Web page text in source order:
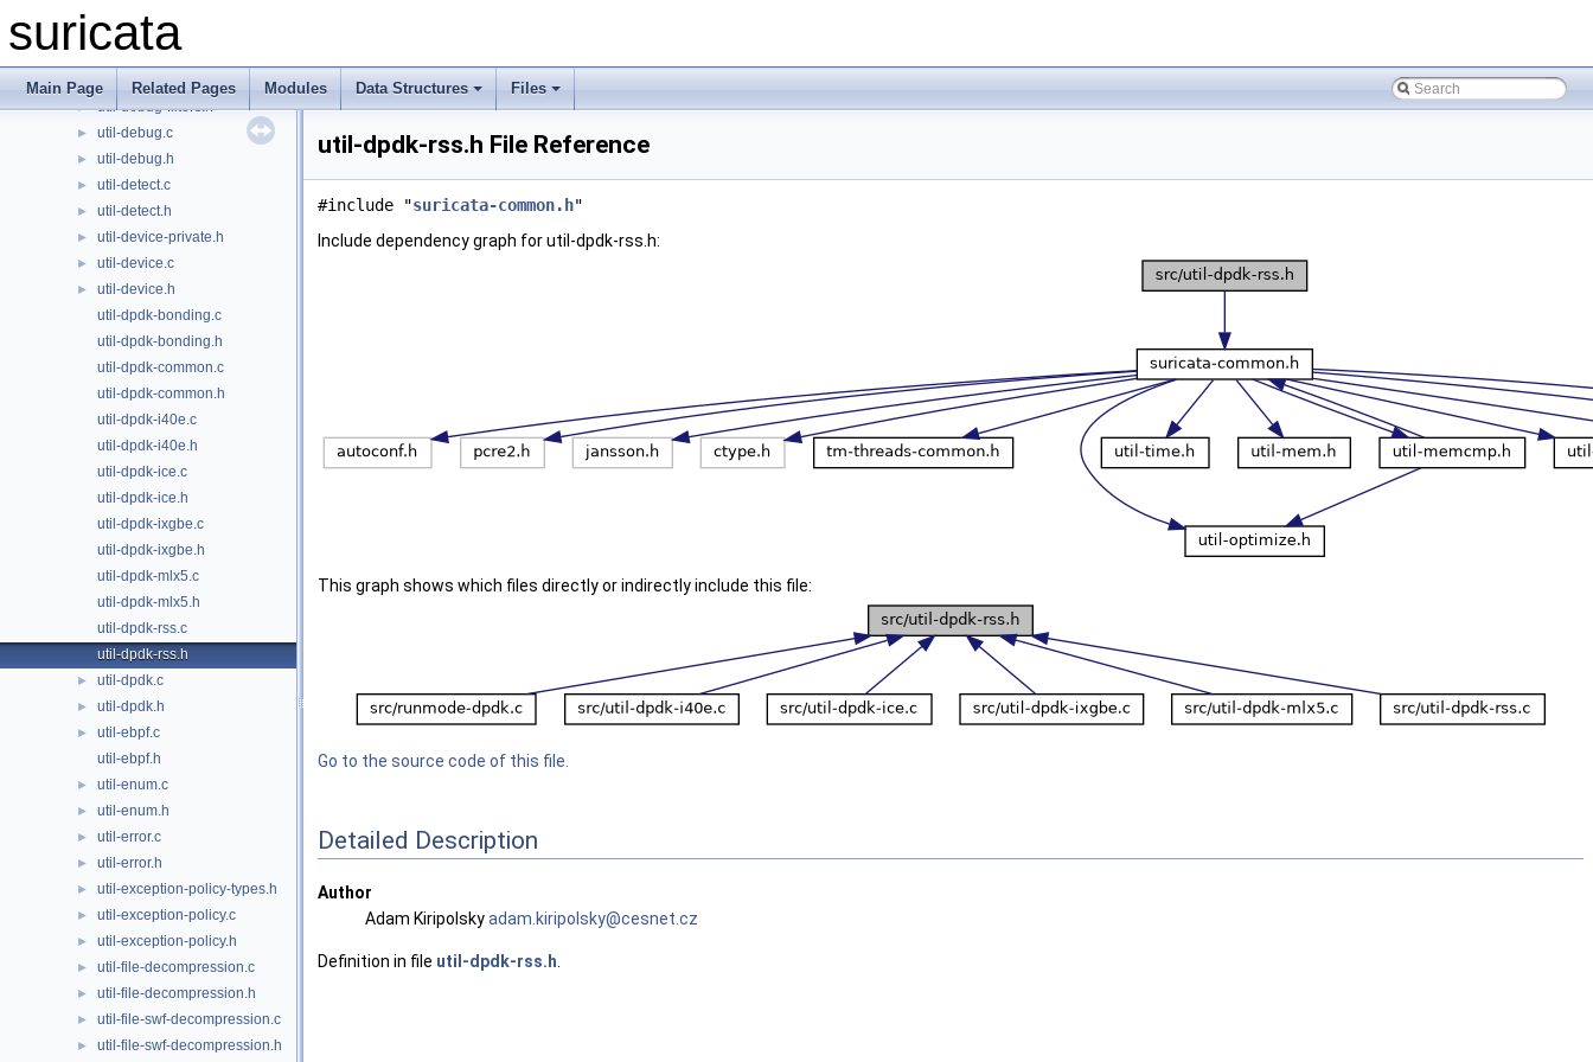
suricata
Main Page Related Pages Modules Data Structures Files
► util-datalink.c
► util-datalink.h
► util-debug-filters.c
► util-debug-filters.h
► util-debug.c
► util-debug.h
► util-detect.c
► util-detect.h
► util-device-private.h
► util-device.c
►
util-device.h
util-dpdk-bonding.c
util-dpdk-bonding.h
util-dpdk-common.c
util-dpdk-common.h
util-dpdk-i40e.c
util-dpdk-i40e.h
util-dpdk-ice.c
util-dpdk-ice.h
util-dpdk-ixgbe.c
util-dpdk-ixgbe.h
util-dpdk-mlx5.c
util-dpdk-mlx5.h
util-dpdk-rss.c
util-dpdk-rss.h
► util-dpdk.c
► util-dpdk.h
►
util-ebpf.c
util-ebpf.h
► util-enum.c
► util-enum.h
► util-error.c
► util-error.h
► util-exception-policy-types.h
► util-exception-policy.c
► util-exception-policy.h
► util-file-decompression.c
► util-file-decompression.h
► util-file-swf-decompression.c
► util-file-swf-decompression.h
util-dpdk-rss.h File Reference
#include "suricata-common.h"
Include dependency graph for util-dpdk-rss.h:
This graph shows which files directly or indirectly include this file:
Go to the source code of this file.
Detailed Description
Author
Adam Kiripolskyadam. kiripolsky@cesnet. cz
Definition in file util-dpdk-rss.h